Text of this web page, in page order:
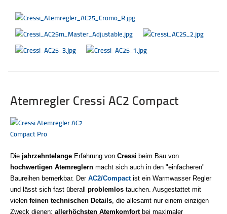
Atemregler Cressi AC2 Compact
Die jahrzehntelangeErfahrung von Cressi beim Bau von
hochwertigen Atemreglernmacht sich auch in den "einfacheren"
Baureihen bemerkbar. Der AC2/Compactist ein Warmwasser Regler
und lässt sich fast überall
problemlostauchen. Ausgestattet mit
vielen feinen technischen Details, die allesamt nur einem einzigen
Zweck dienen: allerhöchsten Atemkomfortbei maximaler